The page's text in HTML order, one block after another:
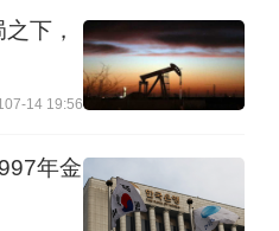
，可能影响部分企
高度依赖能源进口
等相关行业，可能
链中断的压力，这
风险偏好与利益最
下，
07-14 19:56
年金